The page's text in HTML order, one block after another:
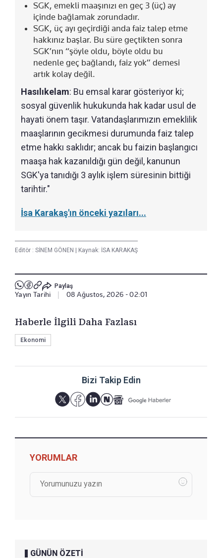
SGK, emekli maaşınızı en geç 3 (üç) ay
içinde bağlamak zorundadır.
SGK, üç ayı geçirdiği anda faiz talep etme
hakkınız başlar. Bu süre geçtikten sonra
SGK’nın “şöyle oldu, böyle oldu bu
nedenle geç bağlandı, faiz yok” demesi
artık kolay değil.
Hasılıkelam: Bu emsal karar gösteriyor ki;
sosyal güvenlik hukukunda hak kadar usul de
hayati önem taşır. Vatandaşlarımızın emeklilik
maaşlarının gecikmesi durumunda faiz talep
etme hakkı saklıdır; ancak bu faizin başlangıcı
maaşa hak kazanıldığı gün değil, kanunun
SGK'ya tanıdığı 3 aylık işlem süresinin bittiği
tarihtir."
İsa Karakaş'ın önceki yazıları...
Editör : SİNEM GÖNEN Kaynak: İSA KARAKAŞ
Paylaş
Yayın Tarihi 08 Ağustos, 2026 - 02:01
Haberle İlgili Daha Fazlası
Ekonomi
Bizi Takip Edin
YORUMLAR
GÜNÜN ÖZETİ